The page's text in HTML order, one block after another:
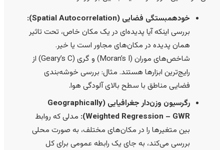
خودهمبستگی فضایی (Spatial Autocorrelation):
بررسی اینکه آیا پدیده‌ای در یک مکان خاص، تحت تاثیر
همان پدیده در مکان‌های مجاور است یا خیر.
شاخص‌های موران (Moran’s I) و گری (Geary’s C) از
رایج‌ترین ابزارها هستند. مثال: بررسی خوشه‌بندی
فضایی مناطق با سطح بالای آلودگی هوا.
رگرسیون وزن‌دار جغرافیایی (Geographically
Weighted Regression – GWR): مدلی که روابط
بین متغیرها را در مکان‌های مختلف، به صورت محلی
بررسی می‌کند، به جای یک رابطه عمومی برای کل